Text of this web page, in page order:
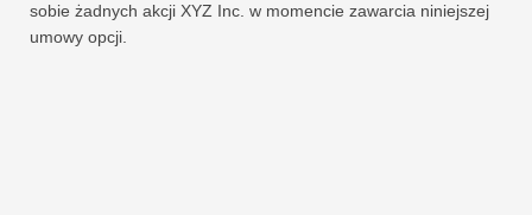
sobie żadnych akcji XYZ Inc. w momencie zawarcia niniejszej
umowy opcji.